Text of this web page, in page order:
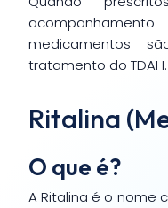
medicamentos
tratamento do TDAH.
Ritalina
O que é?
A Ritalina é o nome